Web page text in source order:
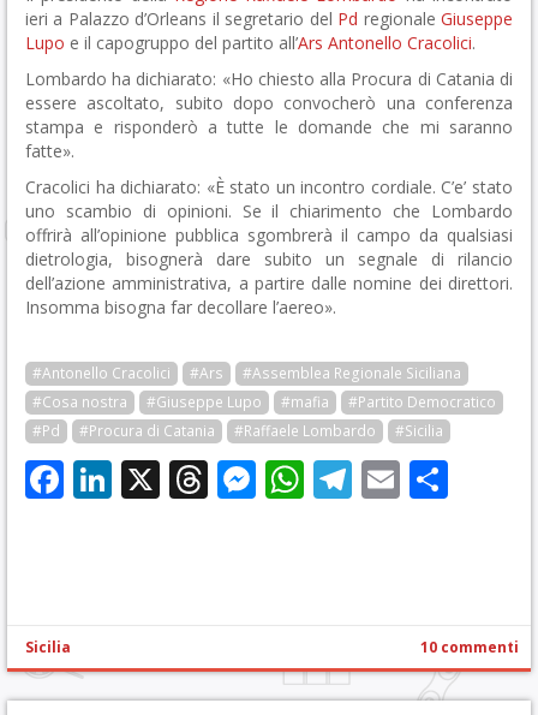
ieri a Palazzo d’Orleans il segretario del Pd regionaleGiuseppe
Lupo e il capogruppo del partito all’Ars Antonello Cracolici.
Lombardo ha dichiarato: «Ho chiesto alla Procura di Catania di
essere ascoltato, subito dopo convocherò una conferenza
stampa e risponderò a tutte le domande che mi saranno
fatte».
Cracolici ha dichiarato: «È stato un incontro cordiale. C’e’ stato
uno scambio di opinioni. Se il chiarimento che Lombardo
offrirà all’opinione pubblica sgombrerà il campo da qualsiasi
dietrologia, bisognerà dare subito un segnale di rilancio
dell’azione amministrativa, a partire dalle nomine dei direttori.
Insomma bisogna far decollare l’aereo».
#Antonello Cracolici #Ars
#Assemblea Regionale Siciliana
#Cosa nostra
#Giuseppe Lupo #mafia
#Partito Democratico
#Pd
#Procura di Catania #Raffaele Lombardo #Sicilia
Facebook
LinkedIn
X Threads
Messenger
WhatsApp
Telegram
Email
Sicilia 10 commenti